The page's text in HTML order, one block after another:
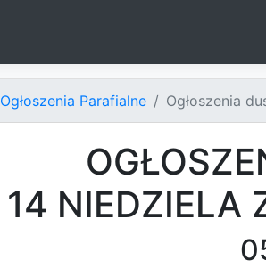
Ogłoszenia Parafialne Ogłoszenia
14 NIEDZIELA